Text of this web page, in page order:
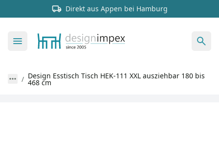
Direkt aus Appen bei Hamburg
Design Esstisch Tisch HEK-111 XXL ausziehbar 180 bis
468 cm